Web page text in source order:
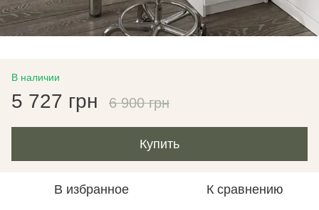
В наличии
5 727 грн 6 900 грн
Купить
В избранное К сравнению